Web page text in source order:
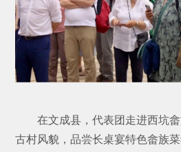
在文成县，代表团走进西坑
古村风貌，品尝长桌宴特色畲族